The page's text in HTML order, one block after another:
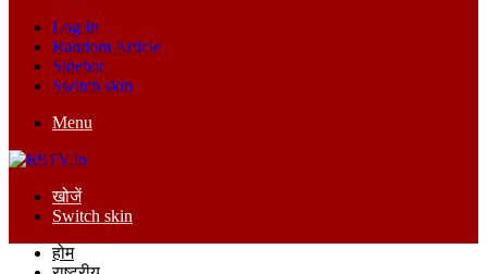
Log In
Random Article
Sidebar
Switch skin
Menu
खोजें
Switch skin
होम